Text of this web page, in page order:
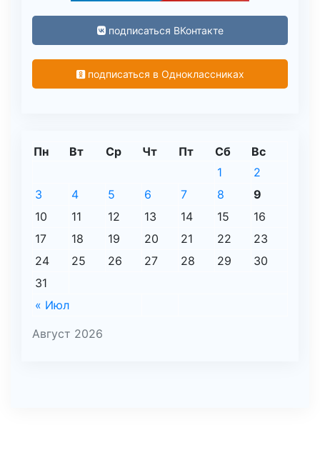
подписаться ВКонтакте
подписаться в Одноклассниках
Август 2026
Пн Вт Ср Чт Пт Сб Вс
« Июл
1
2
3
4 5 6 7 8
9
10
11 12 13 14 15
16
17
18 19 20 21 22
23
24
25 26 27 28 29
30
31